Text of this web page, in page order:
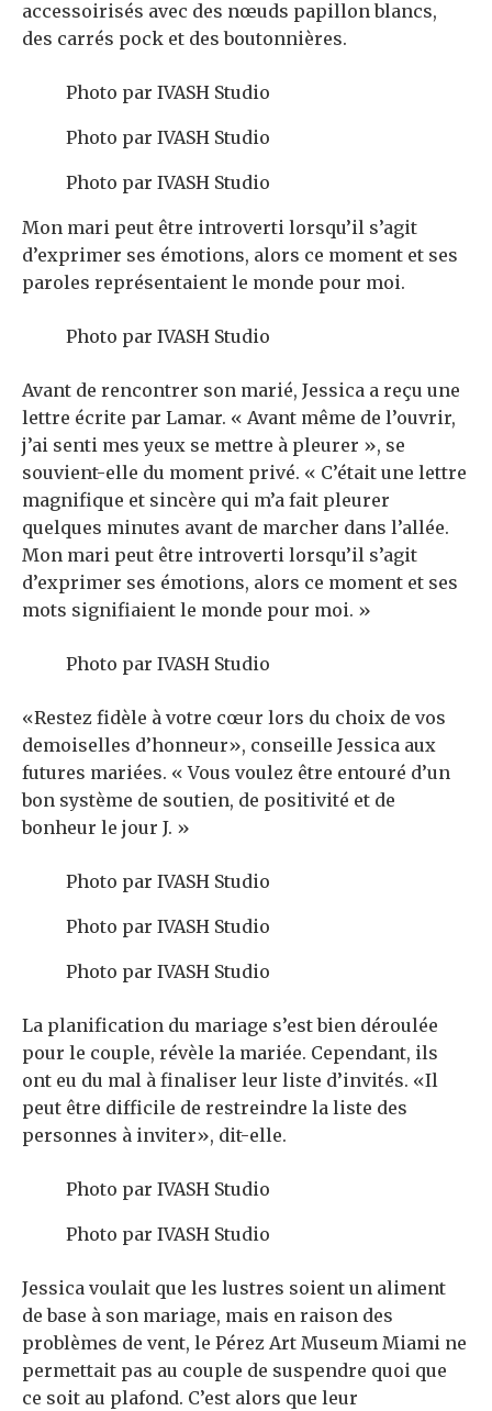
accessoirisés avec des nœuds papillon blancs,
des carrés pock et des boutonnières.
Photo par IVASH Studio
Photo par IVASH Studio
Photo par IVASH Studio
Mon mari peut être introverti lorsqu’il s’agit
d’exprimer ses émotions, alors ce moment et ses
paroles représentaient le monde pour moi.
Photo par IVASH Studio
Avant de rencontrer son marié, Jessica a reçu une
lettre écrite par Lamar. « Avant même de l’ouvrir,
j’ai senti mes yeux se mettre à pleurer », se
souvient-elle du moment privé. « C’était une lettre
magnifique et sincère qui m’a fait pleurer
quelques minutes avant de marcher dans l’allée.
Mon mari peut être introverti lorsqu’il s’agit
d’exprimer ses émotions, alors ce moment et ses
mots signifiaient le monde pour moi. »
Photo par IVASH Studio
«Restez fidèle à votre cœur lors du choix de vos
demoiselles d’honneur», conseille Jessica aux
futures mariées. « Vous voulez être entouré d’un
bon système de soutien, de positivité et de
bonheur le jour J. »
Photo par IVASH Studio
Photo par IVASH Studio
Photo par IVASH Studio
La planification du mariage s’est bien déroulée
pour le couple, révèle la mariée. Cependant, ils
ont eu du mal à finaliser leur liste d’invités. «Il
peut être difficile de restreindre la liste des
personnes à inviter», dit-elle.
Photo par IVASH Studio
Photo par IVASH Studio
Jessica voulait que les lustres soient un aliment
de base à son mariage, mais en raison des
problèmes de vent, le Pérez Art Museum Miami ne
permettait pas au couple de suspendre quoi que
ce soit au plafond. C’est alors que leur